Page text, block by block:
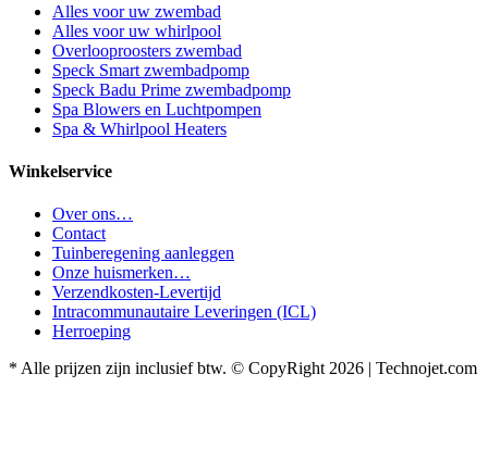
Alles voor uw zwembad
Alles voor uw whirlpool
Overlooproosters zwembad
Speck Smart zwembadpomp
Speck Badu Prime zwembadpomp
Spa Blowers en Luchtpompen
Spa & Whirlpool Heaters
Winkelservice
Over ons…
Contact
Tuinberegening aanleggen
Onze huismerken…
Verzendkosten-Levertijd
Intracommunautaire Leveringen (ICL)
Herroeping
* Alle prijzen zijn inclusief btw. © CopyRight 2026 | Technojet.com